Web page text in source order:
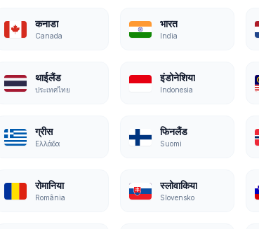
कनाडा
Canada
भारत
India
थाईलैंड
ประเทศไทย
इंडोनेशिया
Indonesia
ग्रीस
Ελλάδα
फिनलैंड
Suomi
रोमानिया
România
स्लोवाकिया
Slovensko